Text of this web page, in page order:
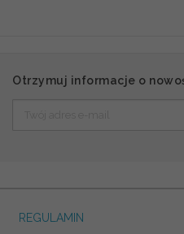
Otrzymuj informacje o
REGULAMIN